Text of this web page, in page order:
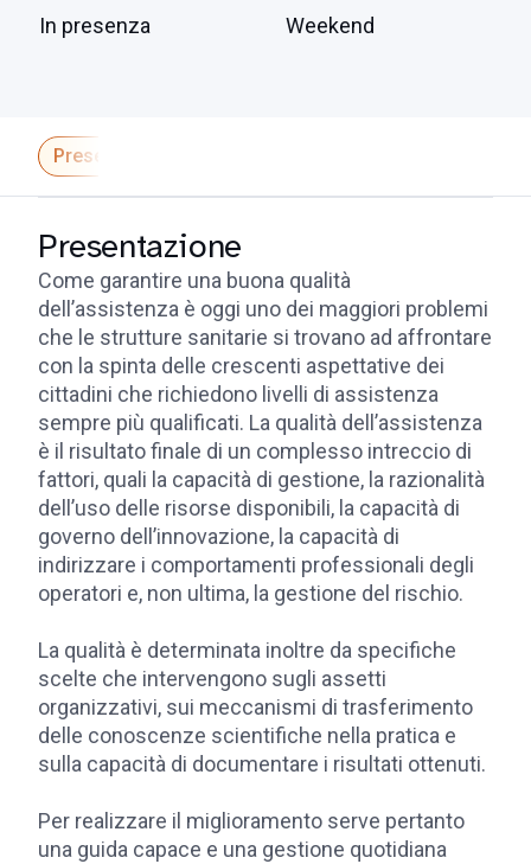
In presenza
Weekend
Presentazione
Presentazione
Come garantire una buona qualità
dell’assistenza è oggi uno dei maggiori problemi
che le strutture sanitarie si trovano ad affrontare
con la spinta delle crescenti aspettative dei
cittadini che richiedono livelli di assistenza
sempre più qualificati. La qualità dell’assistenza
è il risultato finale di un complesso intreccio di
fattori, quali la capacità di gestione, la razionalità
dell’uso delle risorse disponibili, la capacità di
governo dell’innovazione, la capacità di
indirizzare i comportamenti professionali degli
operatori e, non ultima, la gestione del rischio.
La qualità è determinata inoltre da specifiche
scelte che intervengono sugli assetti
organizzativi, sui meccanismi di trasferimento
delle conoscenze scientifiche nella pratica e
sulla capacità di documentare i risultati ottenuti.
Per realizzare il miglioramento serve pertanto
una guida capace e una gestione quotidiana